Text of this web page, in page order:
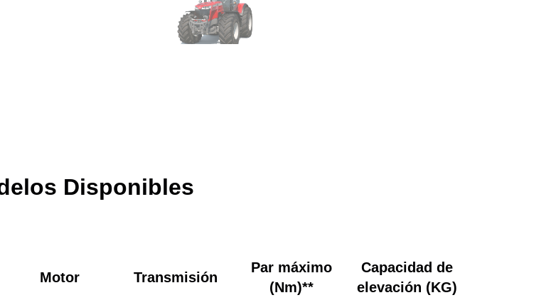
Disponibles
Motor Transmisión
Par máximo
(Nm)**
Capacidad de
elevación (KG)